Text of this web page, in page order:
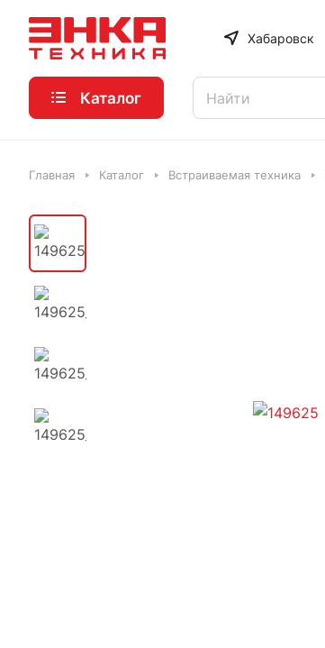
Хабаровск
Каталог
Главная Каталог Встраиваемая техника